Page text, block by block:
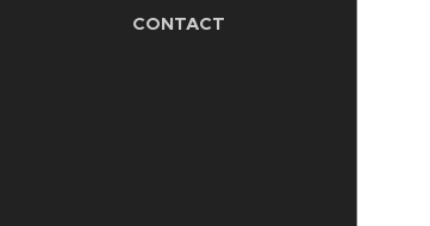
CONTACT